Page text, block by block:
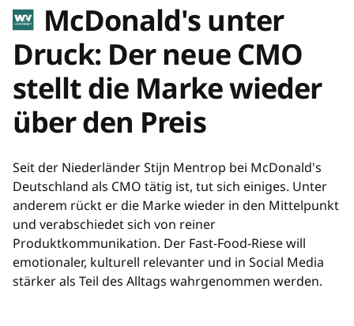
McDonald's unter
Druck: Der neue CMO
stellt die Marke wieder
über den Preis
Seit der Niederländer Stijn Mentrop bei McDonald's
Deutschland als CMO tätig ist, tut sich einiges. Unter
anderem rückt er die Marke wieder in den Mittelpunkt
und verabschiedet sich von reiner
Produktkommunikation. Der Fast-Food-Riese will
emotionaler, kulturell relevanter und in Social Media
stärker als Teil des Alltags wahrgenommen werden.